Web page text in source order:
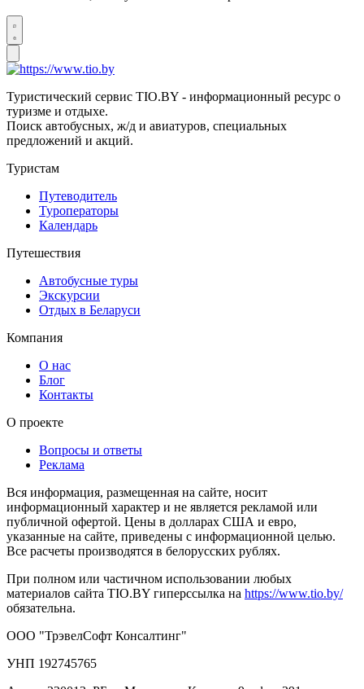
Туристический сервис TIO.BY - информационный ресурс о
туризме и отдыхе.
Поиск автобусных, ж/д и авиатуров, специальных
предложений и акций.
Туристам
Путеводитель
Туроператоры
Календарь
Путешествия
Автобусные туры
Экскурсии
Отдых в Беларуси
Компания
О нас
Блог
Контакты
О проекте
Вопросы и ответы
Реклама
Вся информация, размещенная на сайте, носит
информационный характер и не является рекламой или
публичной офертой. Цены в долларах США и евро,
указанные на сайте, приведены с информационной целью.
Все расчеты производятся в белорусских рублях.
При полном или частичном использовании любых
материалов сайта TIO.BY гиперссылка на https://www.tio.by/
обязательна.
ООО "ТрэвелСофт Консалтинг"
УНП 192745765